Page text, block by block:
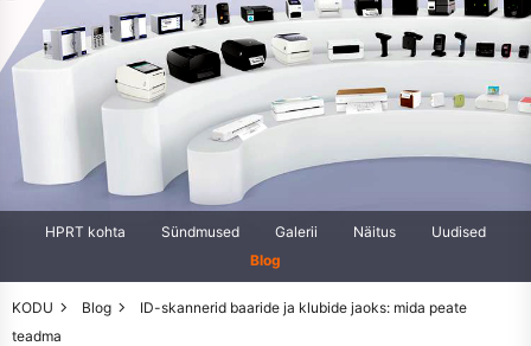
HPRT kohta Sündmused Galerii Näitus
Uudised
Blog
KODU Blog
ID-skannerid baaride ja klubide jaoks: mida peate
teadma